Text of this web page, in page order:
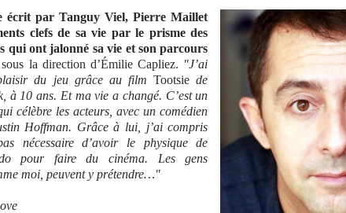
écrit par Tanguy Viel, Pierre Maillet
clefs de sa vie par le prisme des
qui ont jalonné sa vie et son parcours
la direction d’Émilie Capliez. "J’ai
du jeu grâce au filmTootsie de
à 10 ans. Et ma vie a changé. C’est un
célèbre les acteurs, avec un comédien
Hoffman. Grâce à lui, j’ai compris
nécessaire d’avoir le physique de
pour faire du cinéma. Les gens
moi, peuvent y prétendre…"